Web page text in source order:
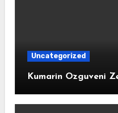
Uncategorized
Kumarin Ozguveni